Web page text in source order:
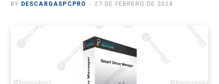
BY DESCARGASPCPRO 27 DE FEBRERO DE 2024